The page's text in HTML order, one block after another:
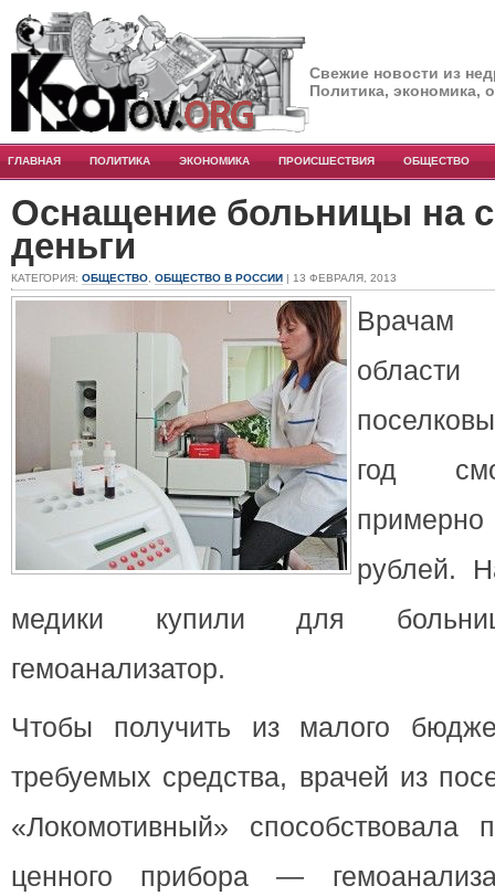
Свежие новости из
Политика, экономика,
ГЛАВНАЯ ПОЛИТИКА ЭКОНОМИКА ПРОИСШЕСТВИЯ ОБЩЕСТВО
Оснащение больницы на
деньги
КАТЕГОРИЯ: ОБЩЕСТВО ОБЩЕСТВО В РОССИИ | 13 ФЕВРАЛЯ, 2013
Врачам
год
рублей.
медики купили для
гемоанализатор.
Чтобы получить из малого
требуемых средства, врачей из
«Локомотивный» способствовала
ценного прибора —